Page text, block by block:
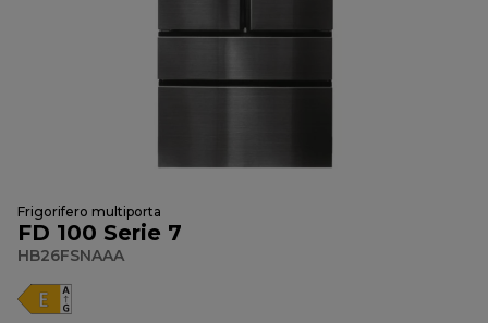
Frigorifero multiporta
FD 100 Serie 7
HB26FSNAAA